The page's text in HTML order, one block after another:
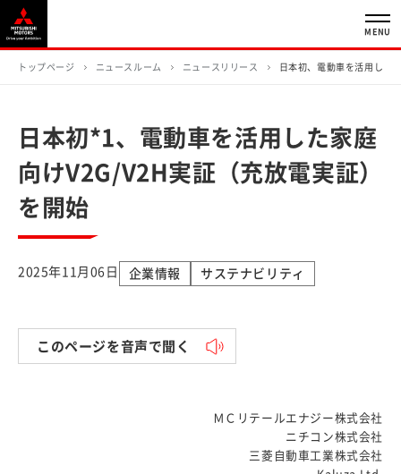
MENU
トップページ ニュースルーム ニュースリリース 日本初、電動車を活用した
日本初*1、電動車を活用した家庭
向けV2G/V2H実証（充放電実証）
を開始
2025年11月06日 企業情報 サステナビリティ
このページを音声で聞く
ＭＣリテールエナジー株式会社
ニチコン株式会社
三菱自動車工業株式会社